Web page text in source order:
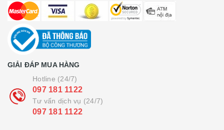
GIẢI ĐÁP MUA HÀNG
Hotline (24/7)
097 181 1122
Tư vấn dịch vụ (24/7)
097 181 1122